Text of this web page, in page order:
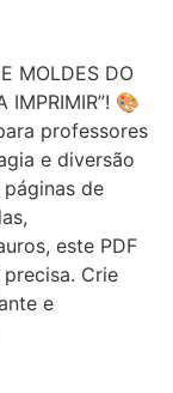
MOLDES DO
IMPRIMIR”! 🎨
professores
e diversão
de
este PDF
Crie
e